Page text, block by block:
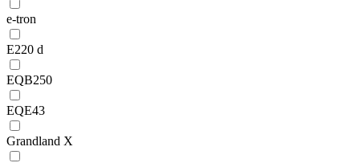
e-tron
E220 d
EQB250
EQE43
Grandland X